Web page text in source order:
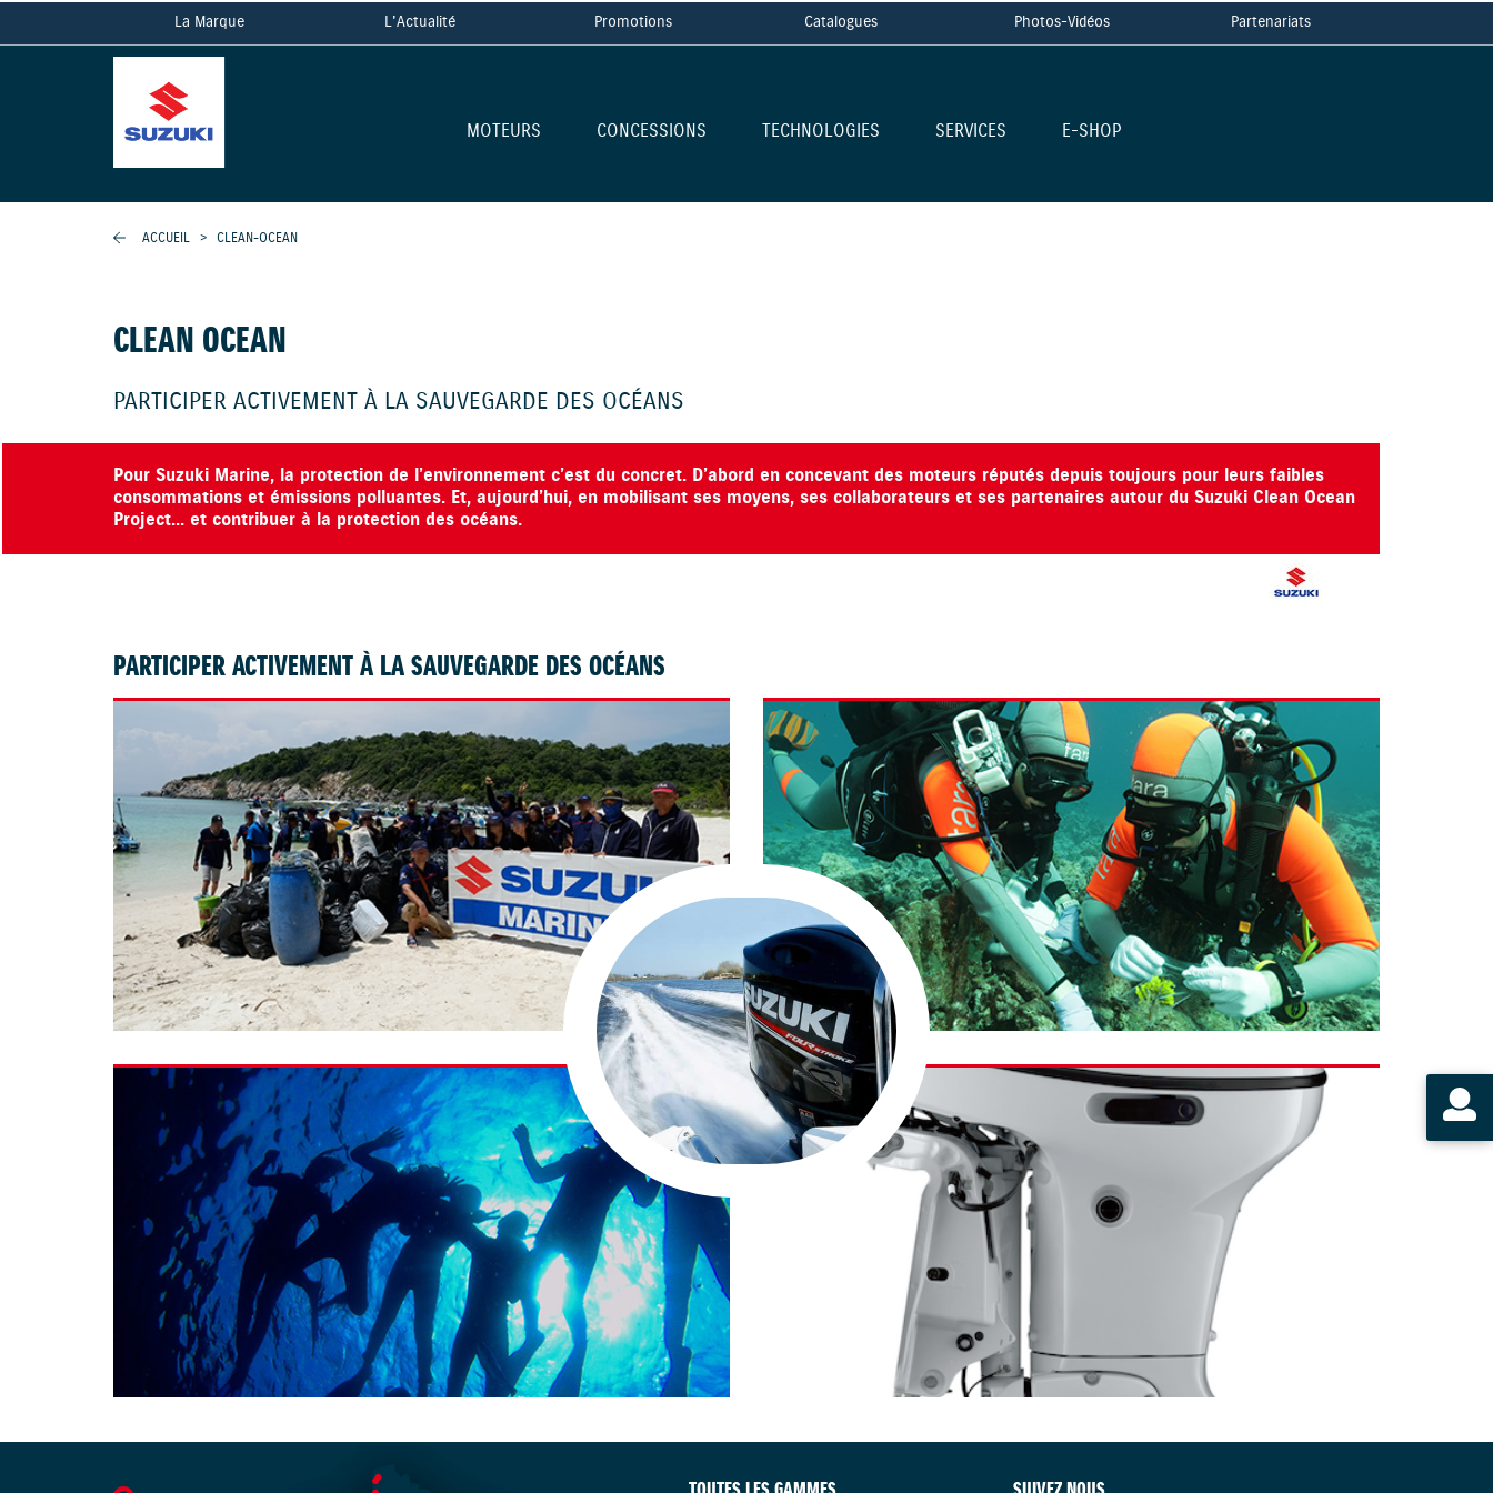
La Marque L'Actualité Promotions Catalogues Photos-Vidéos Partenariats
MOTEURS CONCESSIONS TECHNOLOGIES SERVICES E-SHOP
ACCUEIL > CLEAN-OCEAN
CLEAN OCEAN
PARTICIPER ACTIVEMENT À LA SAUVEGARDE DES OCÉANS
Pour Suzuki Marine, la protection de l’environnement c’est du concret. D’abord en concevant des moteurs réputés depuis toujours pour leurs faibles
consommations et émissions polluantes. Et, aujourd’hui, en mobilisant ses moyens, ses collaborateurs et ses partenaires autour du Suzuki Clean Ocean
Project... et contribuer à la protection des océans.
PARTICIPER ACTIVEMENT À LA SAUVEGARDE DES OCÉANS